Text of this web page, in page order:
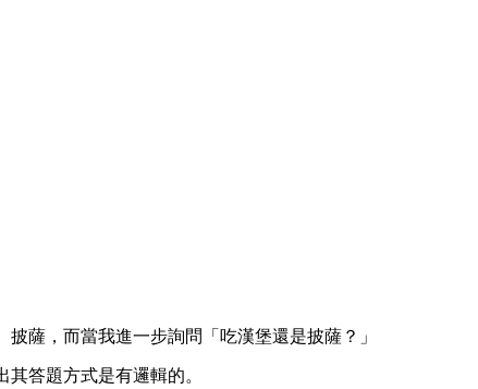
薩，而當我進一步詢問「吃漢堡還是披薩？」
答題方式是有邏輯的。